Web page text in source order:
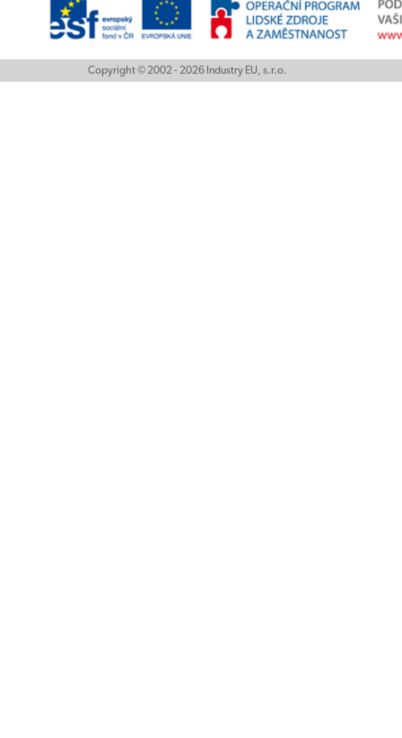
Copyright © 2002 - 2026 Industry EU, s.r.o.